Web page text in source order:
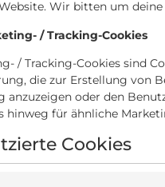
Wir bitten um deine
/ Tracking-Cookies
/ Tracking-Cookies sind
die zur Erstellung von
anzuzeigen oder den
hinweg für ähnliche
Cookies